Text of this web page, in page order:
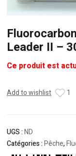
Leader II –
Ce produit est
Add to wishlist 1
UGS :ND
Catégories :Pêche,